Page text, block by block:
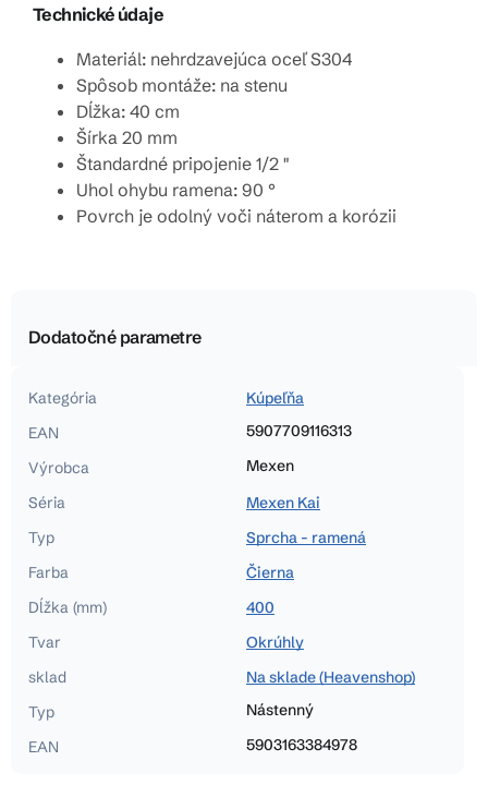
Technické údaje
Materiál: nehrdzavejúca oceľ S304
Spôsob montáže: na stenu
Dĺžka: 40 cm
Šírka 20 mm
Štandardné pripojenie 1/2 "
Uhol ohybu ramena: 90 °
Povrch je odolný voči náterom a korózii
Dodatočné parametre
Kategória
Kúpeľňa
EAN
5907709116313
Výrobca
Mexen
Séria
Mexen Kai
Typ
Sprcha - ramená
Farba
Čierna
Dĺžka (mm)
400
Tvar
Okrúhly
sklad
Na sklade (Heavenshop)
Typ
Nástenný
EAN
5903163384978